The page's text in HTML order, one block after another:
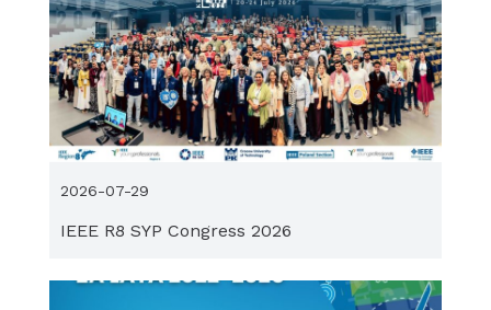
IEEE R8 SYP Congress 2026
2026-07-29